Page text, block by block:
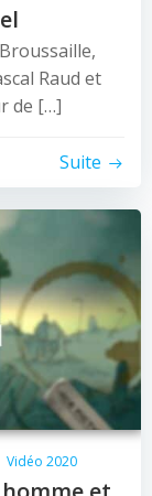
Raud et
de […]
Suite
Vidéo 2020